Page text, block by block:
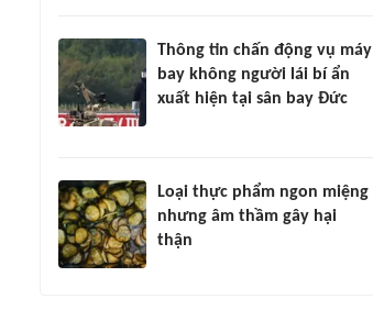
Thông tin chấn động vụ máy
bay không người lái bí ẩn
xuất hiện tại sân bay Đức
Loại thực phẩm ngon miệng
nhưng âm thầm gây hại
thận